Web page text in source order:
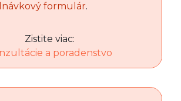
formulár.
Zistite viac:
a poradenstvo